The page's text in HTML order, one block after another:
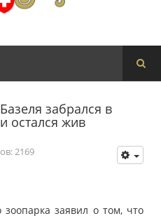
забрался в
остался жив
2169
зоопарка заявил о том, что